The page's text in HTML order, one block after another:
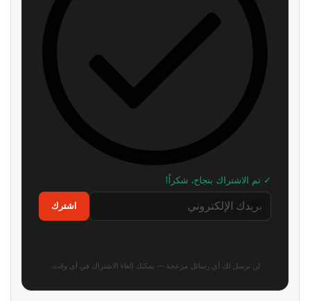
✓ تم الاشتراك بنجاح، شكراً!
اشترك
لن نرسل لك أي رسائل مزعجة — يمكنك إلغاء الاشتراك في أي وقت.